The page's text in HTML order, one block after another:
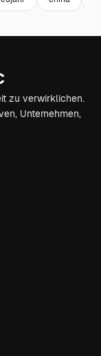
zu verwirklichen.
Unternehmen,